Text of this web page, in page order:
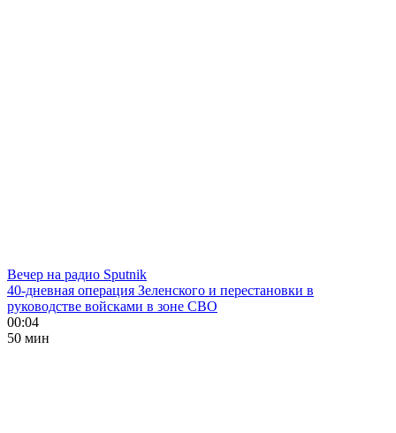
Вечер на радио Sputnik
40-дневная операция Зеленского и перестановки в
руководстве войсками в зоне СВО
00:04
50 мин